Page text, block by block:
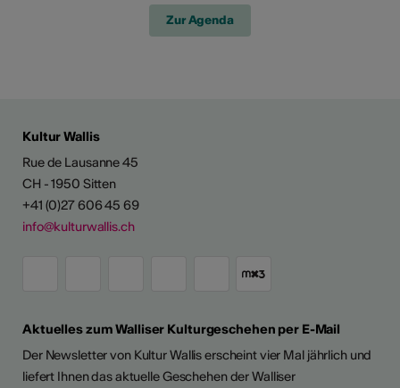
Zur Agenda
Kultur Wallis
Rue de Lausanne 45
CH - 1950 Sitten
+41 (0)27 606 45 69
info@kulturwallis.ch
Aktuelles zum Walliser Kulturgeschehen per E-Mail
Der Newsletter von Kultur Wallis erscheint vier Mal jährlich und
liefert Ihnen das aktuelle Geschehen der Walliser